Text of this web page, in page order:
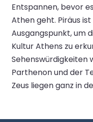
Entspannen, bevor
Athen geht. Piräus
Ausgangspunkt, um
Kultur Athens zu
Sehenswürdigkeiten
Parthenon und der
Zeus liegen ganz in